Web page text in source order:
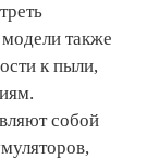
также
к пыли,
собой